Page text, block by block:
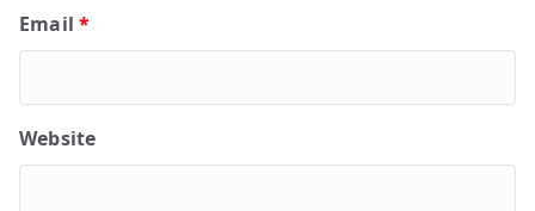
Email*
Website